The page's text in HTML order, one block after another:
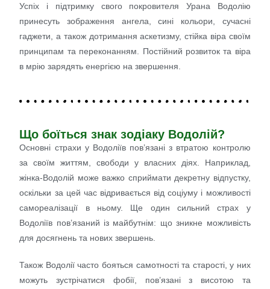
Успіх і підтримку свого покровителя Урана Водолію
принесуть зображення ангела, сині кольори, сучасні
гаджети, а також дотримання аскетизму, стійка віра своїм
принципам та переконанням. Постійний розвиток та віра
в мрію зарядять енергією на звершення.
Що боїться знак зодіаку Водолій?
Основні страхи у Водоліїв пов’язані з втратою контролю
за своїм життям, свободи у власних діях. Наприклад,
жінка-Водолій може важко сприймати декретну відпустку,
оскільки за цей час відривається від соціуму і можливості
самореалізації в ньому. Ще один сильний страх у
Водоліїв пов’язаний із майбутнім: що зникне можливість
для досягнень та нових звершень.
Також Водолії часто бояться самотності та старості, у них
можуть зустрічатися фобії, пов’язані з висотою та